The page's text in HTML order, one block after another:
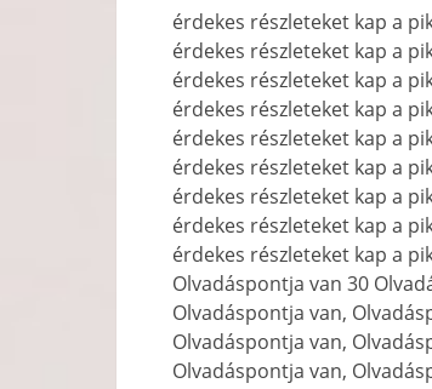
érdekes részleteket kap a
érdekes részleteket kap a
érdekes részleteket kap a
érdekes részleteket kap a
érdekes részleteket kap a
érdekes részleteket kap a
érdekes részleteket kap a
érdekes részleteket kap a
érdekes részleteket kap a
Olvadáspontja van 30
Olvadáspontja van,
Olvadáspontja van,
Olvadáspontja van,